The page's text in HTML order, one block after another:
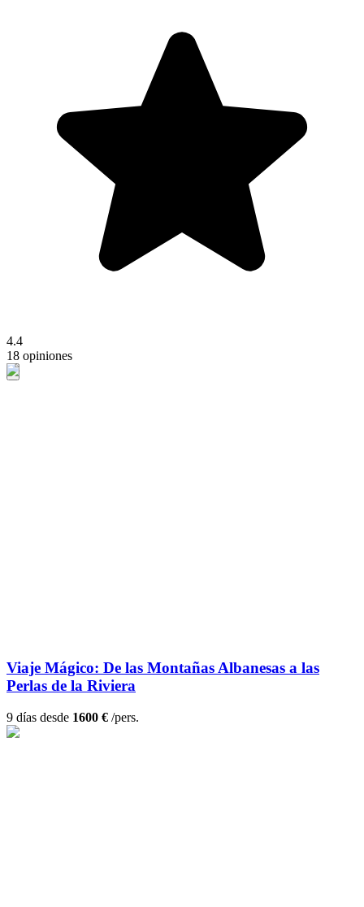
4.4
18 opiniones
Viaje Mágico: De las Montañas Albanesas a las
Perlas de la Riviera
9 días desde 1600 € /pers.